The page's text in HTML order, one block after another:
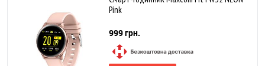
Pink
999 грн.